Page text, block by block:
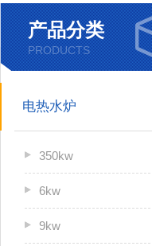
产品分类
PRODUCTS
电热水炉
350kw
6kw
9kw